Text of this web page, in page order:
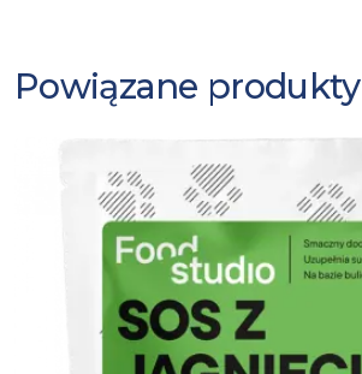
Powiązane produkty